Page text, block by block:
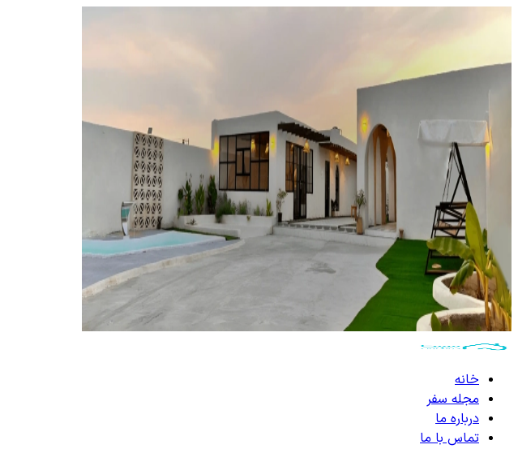
خانه
مجله سفر
درباره ما
تماس با ما